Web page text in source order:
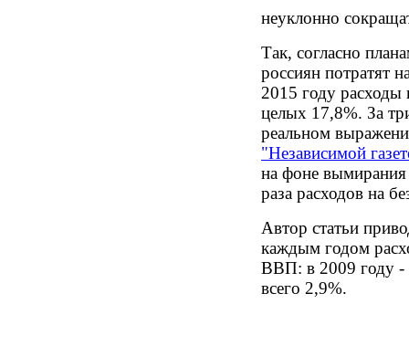
неуклонно
Так, согласно
россиян потратят
2015 году расходы
целых 17,8%. За
реальном
"Независимой
на фоне вымирания
раза расходов на
Автор статьи
каждым годом
ВВП: в 2009 году -
всего 2,9%.